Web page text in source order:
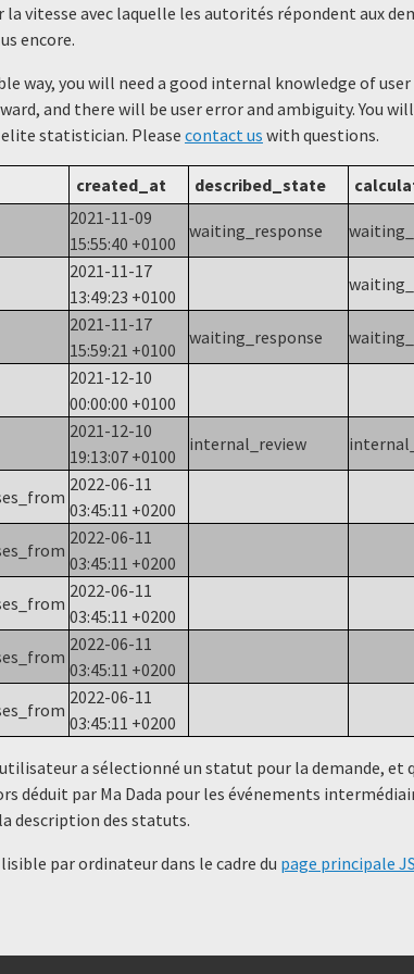
vitesse avec laquelle les autorités répondent aux
encore.
way, you will need a good internal knowledge of user
and there will be user error and ambiguity. You
statistician. Please contact us with questions.
created_at described_state
2021-11-09
15:55:40 +0100
waiting_response
2021-11-17
13:49:23 +0100
2021-11-17
15:59:21 +0100
waiting_response
2021-12-10
00:00:00 +0100
2021-12-10
19:13:07 +0100
internal_review
2022-06-11
03:45:11 +0200
2022-06-11
03:45:11 +0200
2022-06-11
03:45:11 +0200
2022-06-11
03:45:11 +0200
2022-06-11
03:45:11 +0200
a sélectionné un statut ​​pour la demande, et
déduit par Ma Dada pour les événements
description des statuts.
par ordinateur dans le cadre du page principale